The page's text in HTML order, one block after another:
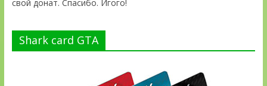
свой донат. Спасибо. Игого!
Shark card GTA